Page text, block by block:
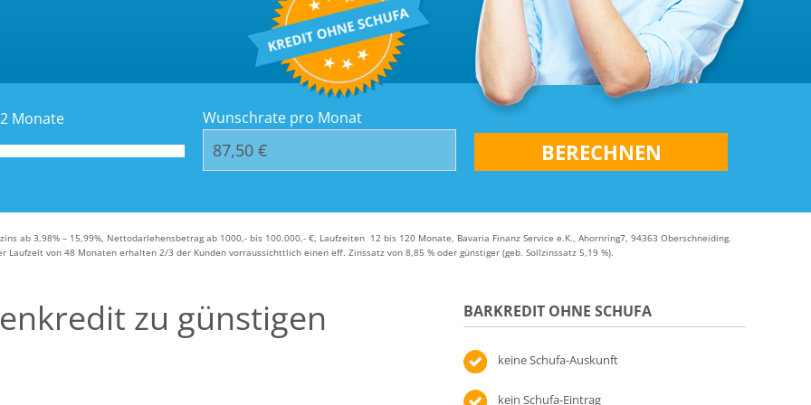
Häufige Fragen – FAQ
Monate Wunschrate pro Monat
ab 3,98% – 15,99%, Nettodarlehensbetrag ab 1000,- bis 100.000,- €, Laufzeiten 12 bis 120 Monate, Bavaria Finanz Service e.K., Ahornring7, 94363 Oberschneiding.
von 48 Monaten erhalten 2/3 der Kunden vorraussichttlich einen eff. Zinssatz von 8,85 % oder günstiger (geb. Sollzinssatz 5,19 %).
zu günstigen
BARKREDIT OHNE SCHUFA
keine Schufa-Auskunft
kein Schufa-Eintrag